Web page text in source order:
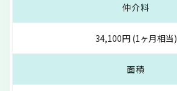
仲介料
34,100円 (1ヶ月相当)
面積